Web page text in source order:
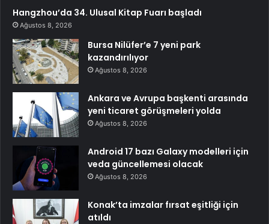
Hangzhou’da 34. Ulusal Kitap Fuarı başladı
Ağustos 8, 2026
Bursa Nilüfer’e 7 yeni park
kazandırılıyor
Ağustos 8, 2026
Ankara ve Avrupa başkenti arasında
yeni ticaret görüşmeleri yolda
Ağustos 8, 2026
Android 17 bazı Galaxy modelleri için
veda güncellemesi olacak
Ağustos 8, 2026
Konak’ta imzalar fırsat eşitliği için
atıldı